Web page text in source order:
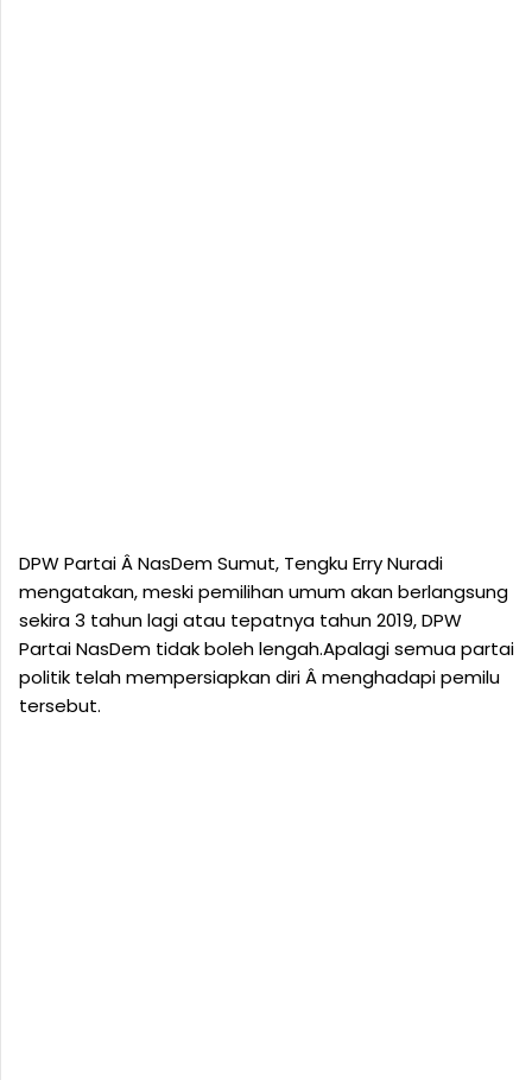
DPW Partai Â NasDem Sumut, Tengku Erry Nuradi
mengatakan, meski pemilihan umum akan berlangsung
sekira 3 tahun lagi atau tepatnya tahun 2019, DPW
Partai NasDem tidak boleh lengah.Apalagi semua partai
politik telah mempersiapkan diri Â menghadapi pemilu
tersebut.